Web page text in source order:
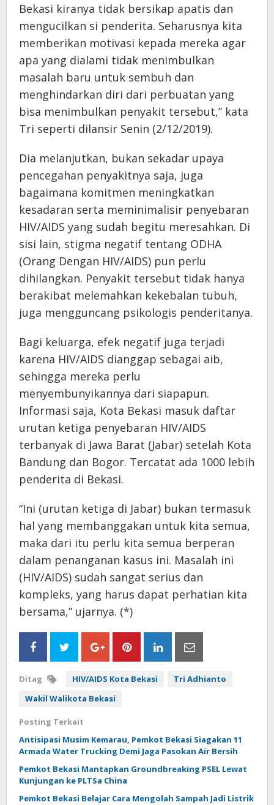
Bekasi kiranya tidak bersikap apatis dan
mengucilkan si penderita. Seharusnya kita
memberikan motivasi kepada mereka agar
apa yang dialami tidak menimbulkan
masalah baru untuk sembuh dan
menghindarkan diri dari perbuatan yang
bisa menimbulkan penyakit tersebut,” kata
Tri seperti dilansir Senin (2/12/2019).
Dia melanjutkan, bukan sekadar upaya
pencegahan penyakitnya saja, juga
bagaimana komitmen meningkatkan
kesadaran serta meminimalisir penyebaran
HIV/AIDS yang sudah begitu meresahkan. Di
sisi lain, stigma negatif tentang ODHA
(Orang Dengan HIV/AIDS) pun perlu
dihilangkan. Penyakit tersebut tidak hanya
berakibat melemahkan kekebalan tubuh,
juga mengguncang psikologis penderitanya.
Bagi keluarga, efek negatif juga terjadi
karena HIV/AIDS dianggap sebagai aib,
sehingga mereka perlu
menyembunyikannya dari siapapun.
Informasi saja, Kota Bekasi masuk daftar
urutan ketiga penyebaran HIV/AIDS
terbanyak di Jawa Barat (Jabar) setelah Kota
Bandung dan Bogor. Tercatat ada 1000 lebih
penderita di Bekasi.
“Ini (urutan ketiga di Jabar) bukan termasuk
hal yang membanggakan untuk kita semua,
maka dari itu perlu kita semua berperan
dalam penanganan kasus ini. Masalah ini
(HIV/AIDS) sudah sangat serius dan
kompleks, yang harus dapat perhatian kita
bersama,” ujarnya. (*)
Ditag HIV/AIDS Kota Bekasi
Tri Adhianto
Wakil Walikota Bekasi
Posting Terkait
Antisipasi Musim Kemarau, Pemkot Bekasi Siagakan 11
Armada Water Trucking Demi Jaga Pasokan Air Bersih
Pemkot Bekasi Mantapkan Groundbreaking PSEL Lewat
Kunjungan ke PLTSa China
Pemkot Bekasi Belajar Cara Mengolah Sampah Jadi Listrik